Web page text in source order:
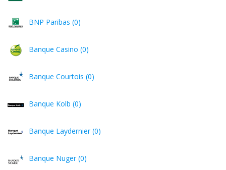
BNP Paribas (0)
Banque Casino (0)
Banque Courtois (0)
Banque Kolb (0)
Banque Laydernier (0)
Banque Nuger (0)